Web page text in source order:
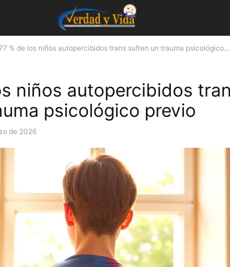
% de los niños autopercibidos trans sufren un trauma psicológico...
niños autopercibidos
psicológico previo
de 2026